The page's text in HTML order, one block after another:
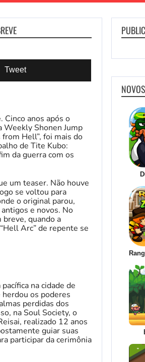
Tweet
Cinco anos após o
Weekly Shonen Jump
Hell”, foi mais do
de Tite Kubo:
da guerra com os
um teaser. Não houve
se voltou para
o original parou,
e novos. No
quando a
Arc” de repente se
na cidade de
os poderes
perdidas dos
na Soul Society, o
realizado 12 anos
guiar suas
participar da cerimônia